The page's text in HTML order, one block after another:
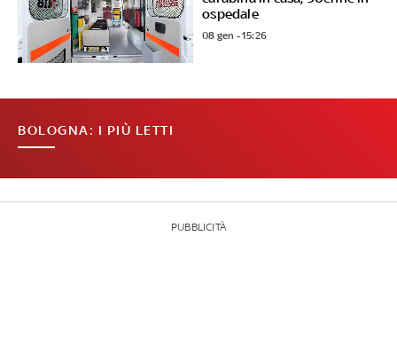
ospedale
08 gen - 15:26
BOLOGNA: I PIÙ LETTI
PUBBLICITÀ